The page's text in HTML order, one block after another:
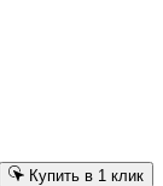
Купить в 1 клик